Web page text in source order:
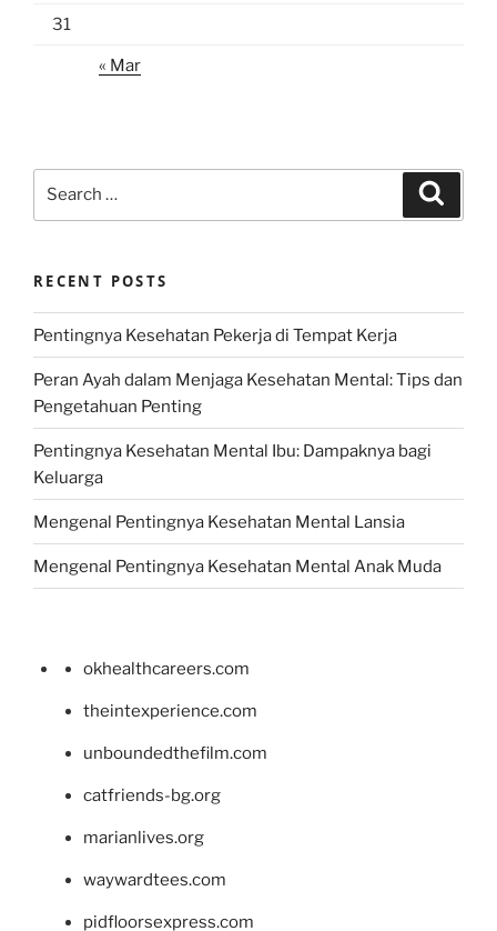
31
« Mar
RECENT POSTS
Pentingnya Kesehatan Pekerja di Tempat Kerja
Peran Ayah dalam Menjaga Kesehatan Mental: Tips dan
Pengetahuan Penting
Pentingnya Kesehatan Mental Ibu: Dampaknya bagi
Keluarga
Mengenal Pentingnya Kesehatan Mental Lansia
Mengenal Pentingnya Kesehatan Mental Anak Muda
okhealthcareers.com
theintexperience.com
unboundedthefilm.com
catfriends-bg.org
marianlives.org
waywardtees.com
pidfloorsexpress.com